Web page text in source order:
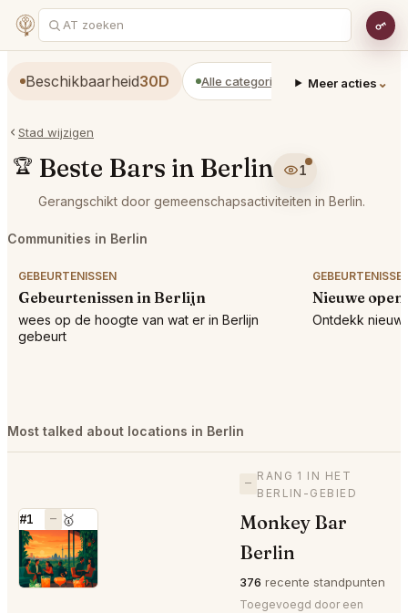
Beschikbaarheid30D Alle categorieën Restaurants
Meer acties ⌄
Stad wijzigen
🏆 Beste Bars in Berlin
1
Gerangschikt door gemeenschapsactiviteiten in Berlin.
Communities in Berlin
GEBEURTENISSEN
Gebeurtenissen in Berlijn
wees op de hoogte van wat er in Berlijn
gebeurt
Nieuwe
Ontdekk
Most talked about locations in Berlin
#1 — 🥇
⭐
—
RANG 1 IN HET
BERLIN-GEBIED
Monkey Bar
Berlin
376 recente standpunten
Toegevoegd door een